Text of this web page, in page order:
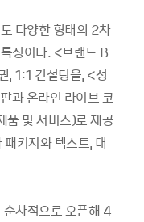
다양한 형태의 2차
징이다. <브랜드 B
, 1:1 컨설팅을, <성
과 온라인 라이브 코
품 및 서비스)로 제공
키지와 텍스트, 대
차적으로 오픈해 4